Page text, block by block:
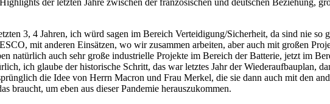
3, 4 Jahren, ich würd sagen im Bereich Verteidigung/Sicherheit, da sind nie
mit anderen Einsätzen, wo wir zusammen arbeiten, aber auch mit großen
natürlich auch sehr große industrielle Projekte im Bereich der Batterie, jetzt im
ich glaube der historische Schritt, das war letztes Jahr der Wiederaufbauplan,
die Idee von Herrn Macron und Frau Merkel, die sie dann auch mit den
braucht, um eben aus dieser Pandemie herauszukommen.